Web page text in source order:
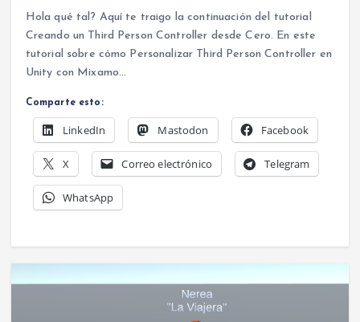
Hola qué tal? Aquí te traigo la continuación del tutorial
Creando un Third Person Controller desde Cero. En este
tutorial sobre cómo Personalizar Third Person Controller en
Unity con Mixamo…
Comparte esto:
LinkedIn Mastodon Facebook
X Correo electrónico Telegram
WhatsApp